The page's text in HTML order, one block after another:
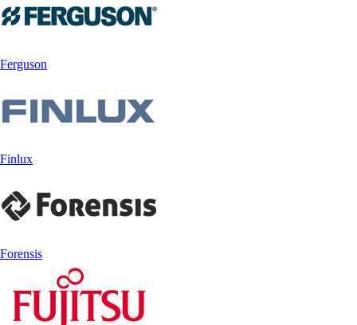
Ferguson
Finlux
Forensis